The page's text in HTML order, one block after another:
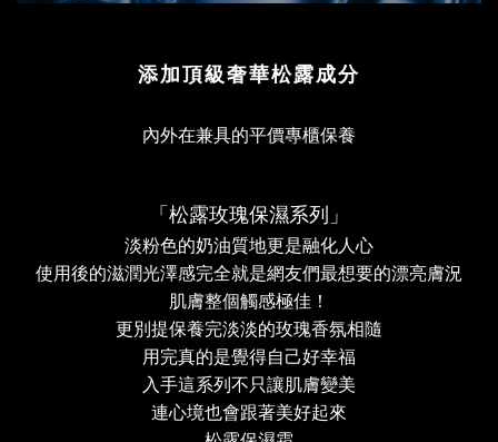
添加頂級奢華松露成分
內外在兼具的平價專櫃保養
「松露玫瑰保濕系列」
淡粉色的奶油質地更是融化人心
使用後的滋潤光澤感完全就是網友們最想要的漂亮膚況
肌膚整個觸感極佳！
更別提保養完淡淡的玫瑰香氛相隨
用完真的是覺得自己好幸福
入手這系列不只讓肌膚變美
連心境也會跟著美好起來